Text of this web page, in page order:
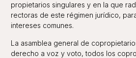
propietarios singulares y en la que
rectoras de este régimen jurídico,
intereses comunes.
La asamblea general de
derecho a voz y voto, todos los